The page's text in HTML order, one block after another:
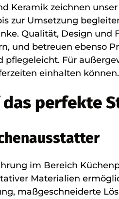
Keramik zeichnen
zur Umsetzung
Qualität, Design
und betreuen ebenso
pflegeleicht. Für
einhalten
das perfekte
im Bereich
Materialien
maßgeschneiderte